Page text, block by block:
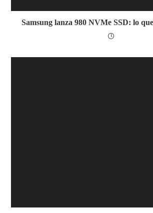
Samsung lanza 980 NVMe SSD: lo